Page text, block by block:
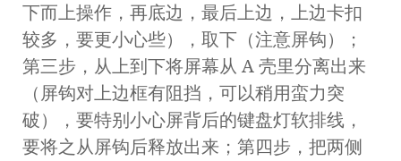
下而上操作，再底边，最后上边，上边卡扣
较多，要更小心些），取下（注意屏钩）；
第三步，从上到下将屏幕从 A 壳里分离出来
（屏钩对上边框有阻挡，可以稍用蛮力突
破），要特别小心屏背后的键盘灯软排线，
要将之从屏钩后释放出来；第四步，把两侧